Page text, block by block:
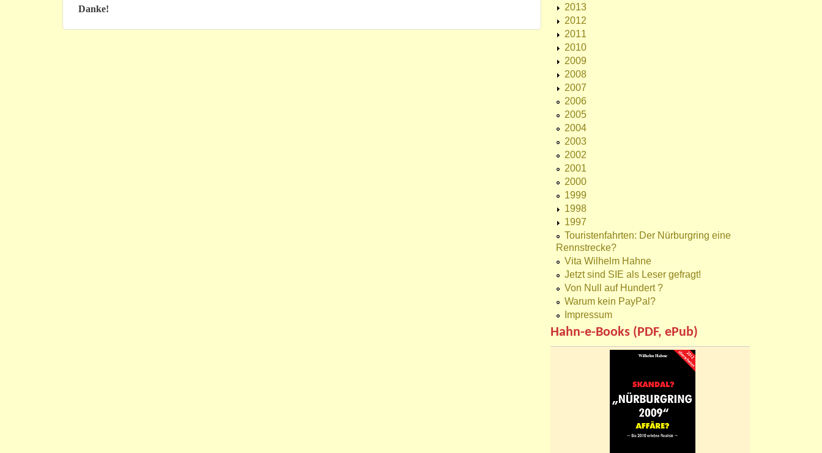
Danke!
2013
2012
2011
2010
2009
2008
2007
2006
2005
2004
2003
2002
2001
2000
1999
1998
1997
Touristenfahrten: Der Nürburgring eine
Rennstrecke?
Vita Wilhelm Hahne
Jetzt sind SIE als Leser gefragt!
Von Null auf Hundert ?
Warum kein PayPal?
Impressum
Hahn-e-Books (PDF, ePub)